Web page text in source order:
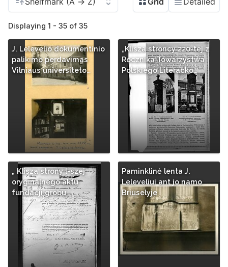
Displaying 1 - 35 of 35
J. Lelevelio dokumentinio
palikimo perdavimas
Vilniaus universiteto…
„Klisza stroncy 220-tej z
Rocznika Towarzystwa
Polskiego Literacko…
„ Klisza strony l-szej
oryginalnego aktu
fundacji grobu…
Paminklinė lenta J.
Leleveliui ant jo namo
Briuselyje